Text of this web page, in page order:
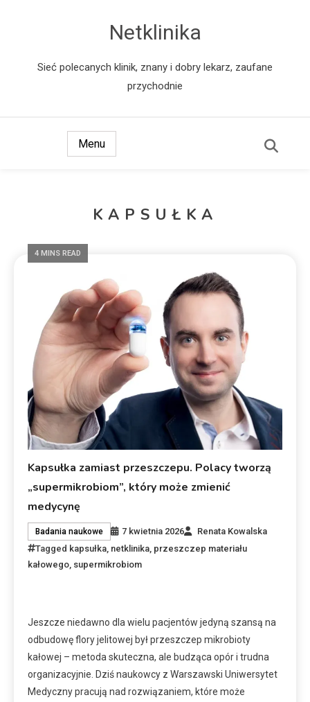
Netklinika
Sieć polecanych klinik, znany i dobry lekarz, zaufane
przychodnie
Menu
KAPSUŁKA
4 MINS READ
Kapsułka zamiast przeszczepu. Polacy tworzą
„supermikrobiom”, który może zmienić
medycynę
Badania naukowe 7 kwietnia 2026
Renata Kowalska
Tagged kapsułka netklinika przeszczep materiału
kałowego supermikrobiom
Jeszcze niedawno dla wielu pacjentów jedyną szansą na
odbudowę flory jelitowej był przeszczep mikrobioty
kałowej – metoda skuteczna, ale budząca opór i trudna
organizacyjnie. Dziś naukowcy z Warszawski Uniwersytet
Medyczny pracują nad rozwiązaniem, które może